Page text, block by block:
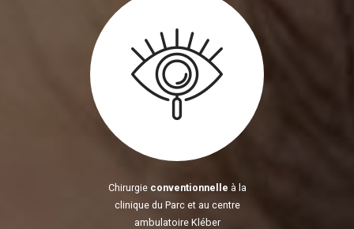
Chirurgie conventionnelle à la
clinique du Parc et au centre
ambulatoire Kléber